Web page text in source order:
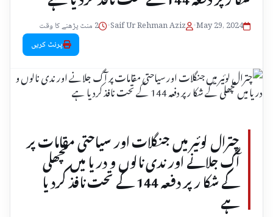
May 29, 2024
•
Saif Ur Rehman Aziz
•
2 منٹ پڑھنے کا وقت
پرنٹ کریں
چترال لوئیر میں جنگلات اور سیاحتی مقامات پر
آگ جلانے اور ندی نالوں و دریا میں مچھلی
کے شکا ر پر دفعہ 144 کے تحت نافذ کردیا
ہے